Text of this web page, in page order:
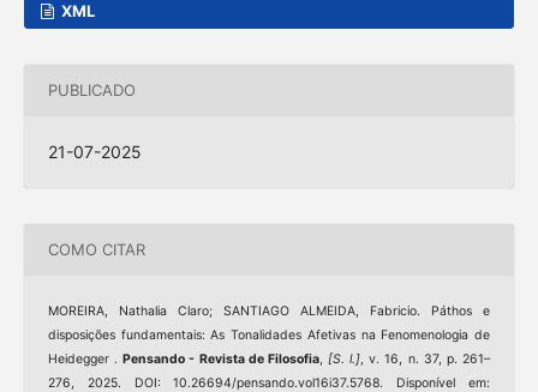
XML
PUBLICADO
21-07-2025
COMO CITAR
MOREIRA, Nathalia Claro; SANTIAGO ALMEIDA, Fabricio. Páthos e
disposições fundamentais: As Tonalidades Afetivas na Fenomenologia de
Heidegger .Pensando - Revista de Filosofia,[S. l.], v. 16, n. 37, p. 261–
276, 2025. DOI: 10.26694/pensando.vol16i37.5768. Disponível em: